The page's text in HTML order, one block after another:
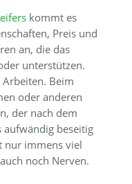
kommt es
Preis und
an, die das
unterstützen.
Arbeiten. Beim
oder anderen
der nach dem
aufwändig beseitig
nur immens viel
noch Nerven.